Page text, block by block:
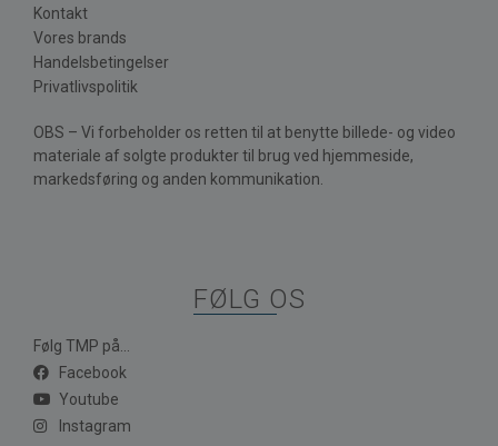
Kontakt
Vores brands
Handelsbetingelser
Privatlivspolitik
OBS – Vi forbeholder os retten til at benytte billede- og video
materiale af solgte produkter til brug ved hjemmeside,
markedsføring og anden kommunikation.
FØLG OS
Følg TMP på...
Facebook
Youtube
Instagram